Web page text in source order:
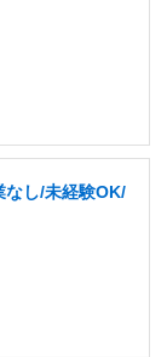
なし/未経験OK/